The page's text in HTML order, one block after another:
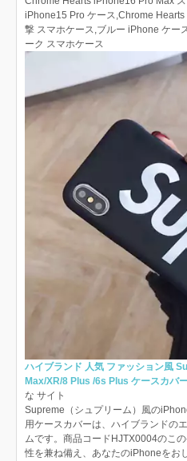
iPhone15 Pro ケース,Chrome
撃 スマホケース,ブルー iPhone ケー
ーク スマホケース
ハイブランド 人気 ファッション風
Max/XR/8 Plus /6s Plus ケースカバ
な サイト
Supreme（シュプリーム）風の
用ケースカバーは、ハイブランドの
ムです。商品コードHJTX0004のこ
性を兼ね備え、あなたのiPhoneをお